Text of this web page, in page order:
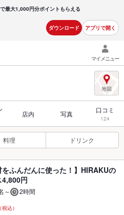
最大1,000円分ポイントもらえる
ダウンロード アプリで開く
マイメニュー
店内 写真 口コミ
124
料理 ドリンク
をふんだんに使った！】HIRAKUの
円
～ 2時間
込）